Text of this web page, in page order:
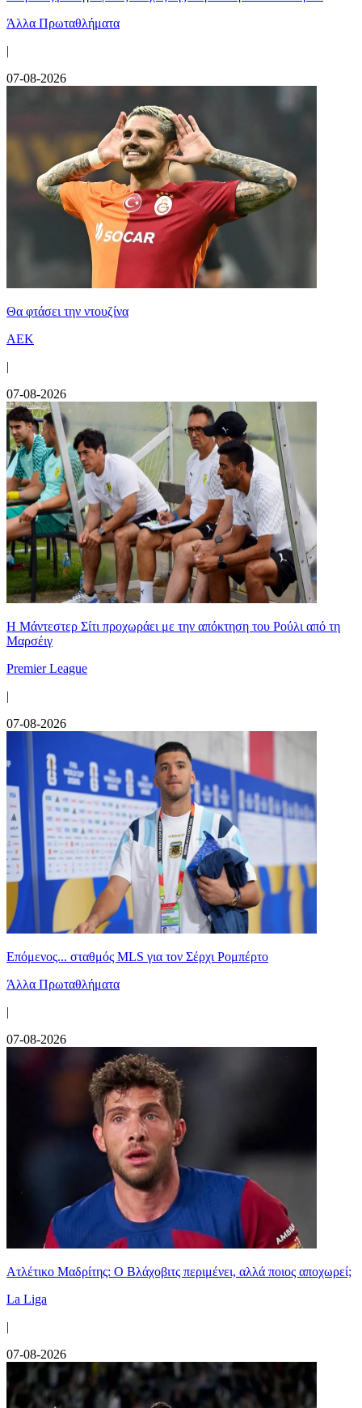
Άλλα Πρωταθλήματα
|
07-08-2026
Θα φτάσει την ντουζίνα
ΑΕΚ
|
07-08-2026
Η Μάντεστερ Σίτι προχωράει με την απόκτηση του Ρούλι από τη
Μαρσέιγ
Premier League
|
07-08-2026
Επόμενος... σταθμός MLS για τον Σέρχι Ρομπέρτο
Άλλα Πρωταθλήματα
|
07-08-2026
Ατλέτικο Μαδρίτης: Ο Βλάχοβιτς περιμένει, αλλά ποιος αποχωρεί;
La Liga
|
07-08-2026